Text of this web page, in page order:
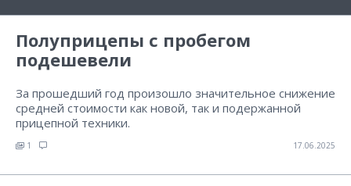
Полуприцепы с пробегом
подешевели
За прошедший год произошло значительное снижение
средней стоимости как новой, так и подержанной
прицепной техники.
1 17.06.2025